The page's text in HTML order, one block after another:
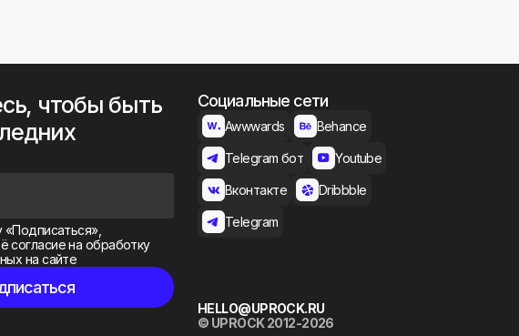
Социальные сети
Awwwards Behance
Telegram бот Youtube
Вконтакте Dribbble
Telegram
HELLO@UPROCK.RU
© UPROCK 2012-2026
чтобы быть
согласие на обработку
на сайте